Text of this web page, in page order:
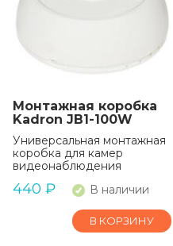
Монтажная коробка
Kadron JB1-100W
Универсальная монтажная
коробка для камер
видеонаблюдения
440 ₽ В наличии
В КОРЗИНУ